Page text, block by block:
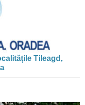
Tileagd,